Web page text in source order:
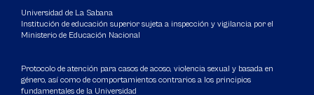
Universidad de La Sabana
Institución de educación superior sujeta a inspección y vigilancia por el
Ministerio de Educación Nacional
Protocolo de atención para casos de acoso, violencia sexual y basada en
género, así como de comportamientos contrarios a los principios
fundamentales de la Universidad